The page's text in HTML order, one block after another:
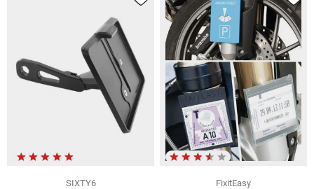
SIXTY6
FixitEasy